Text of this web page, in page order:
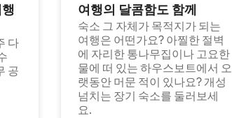
다
공
여행의 달콤함도 함께
숙소 그 자체가 목적지가 되는
여행은 어떤가요? 아찔한 절벽
에 자리한 통나무집이나 고요한
물에 떠 있는 하우스보트에서 오
랫동안 머문 적이 있나요? 개성
넘치는 장기 숙소를 둘러보세
요.